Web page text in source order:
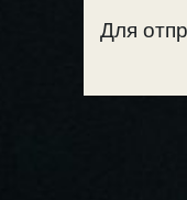
Для